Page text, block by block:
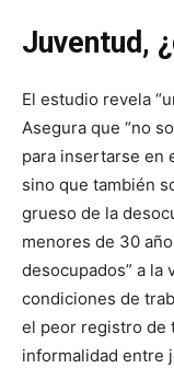
Juventud,
El estudio revela
Asegura que “no
para insertarse en
sino que también
grueso de la
menores de 30
desocupados” a la
condiciones de
el peor registro de
informalidad entre